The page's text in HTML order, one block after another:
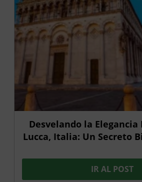
Desvelando la
Lucca, Italia: Un Secreto
IR AL POST